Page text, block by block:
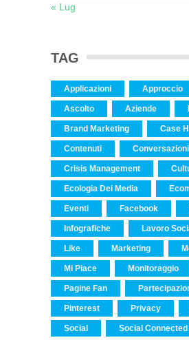
« Lug
TAG
Applicazioni Approccio
Ascolto Aziende
Brand Marketing Case
Contenuti Conversazioni
Crisis Management
Ecologia Dei Media
Eventi Facebook
Infografiche Lavoro
Like Marketing
Mi Piace Monitoraggio
Pagine Fan
Pinterest Privacy
Social Social